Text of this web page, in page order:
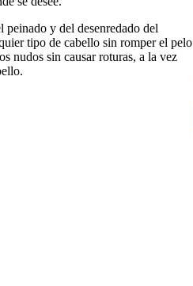
y del desenredado del
tipo de cabello sin romper el pelo
nudos sin causar roturas, a la vez